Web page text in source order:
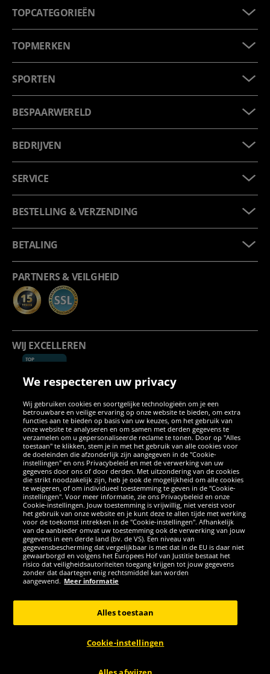
TOPCATEGORIEËN
TOPMERKEN
SPORTEN
BESPAARWERELD
BEDRIJVEN
SERVICE
BESTELLING & VERZENDING
BETALING
PARTNERS & VEILGHEID
WIJ EXCELLEREN
SOCIALE MEDIA
FacebookInstagram
WhatsApp
TikTokTwitterYouTube
APPS
Copyright © 2026 Sportspar GmbH, Gustav-Adolf-Ring 7, 04838 Eilenburg
GER - Alle rechten voorbehouden
*Alle prijzen incl. wettelijke btw excl. verzendingskosten en eventueel
kosten voor levering ter plaatse, tenzij anderszins beschreven. 1Huidige
of eerdere aanbevolen verkoopprijs van de fabrikant inclusief btw
We respecteren uw privacy
Wij gebruiken cookies en soortgelijke technologieën om je een
betrouwbare en veilige ervaring op onze website te bieden, om extra
functies aan te bieden op basis van uw keuzes, om het gebruik van
onze website te analyseren en om samen met derden gegevens te
verzamelen om u gepersonaliseerde reclame te tonen. Door op "Alles
toestaan" te klikken, stem je in met het gebruik van alle cookies voor
de doeleinden die afzonderlijk zijn aangegeven in de "Cookie-
instellingen" en ons Privacybeleid en met de verwerking van uw
gegevens door ons of door derden. Met uitzondering van de cookies
die strikt noodzakelijk zijn, heb je ook de mogelijkheid om alle cookies
te weigeren, of om individueel toestemming te geven in de "Cookie-
instellingen". Voor meer informatie, zie ons Privacybeleid en onze
Cookie-instellingen. Jouw toestemming is vrijwillig, niet vereist voor
het gebruik van onze website en je kunt deze te allen tijde met werking
voor de toekomst intrekken in de "Cookie-instellingen". Afhankelijk
van de aanbieder omvat uw toestemming ook de verwerking van jouw
gegevens in een derde land (bv. de VS). Een niveau van
gegevensbescherming dat vergelijkbaar is met dat in de EU is daar niet
gewaarborgd en volgens het Europees Hof van Justitie bestaat het
risico dat veiligheidsautoriteiten toegang krijgen tot jouw gegevens
zonder dat daartegen enig rechtsmiddel kan worden
aangewend. Meer informatie
Cookie-instellingen
Alles toestaan